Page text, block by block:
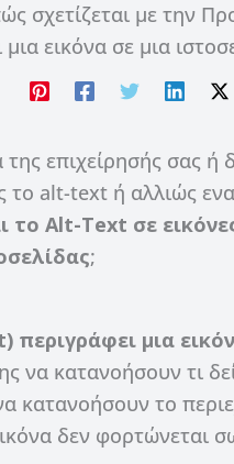
σχετίζεται με την
εικόνα σε μια
επιχείρησής σας ή
το alt-text ή αλλιώς
το Alt-Text σε
;
περιγράφει μια
κατανοήσουν τι
το
δεν φορτώνεται